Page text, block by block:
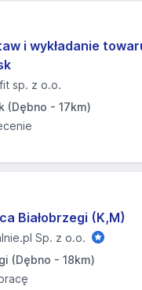
i wykładanie
sp. z o.o.
(Dębno - 17km)
Białobrzegi (K,M)
Sp. z o.o.
(Dębno - 18km)